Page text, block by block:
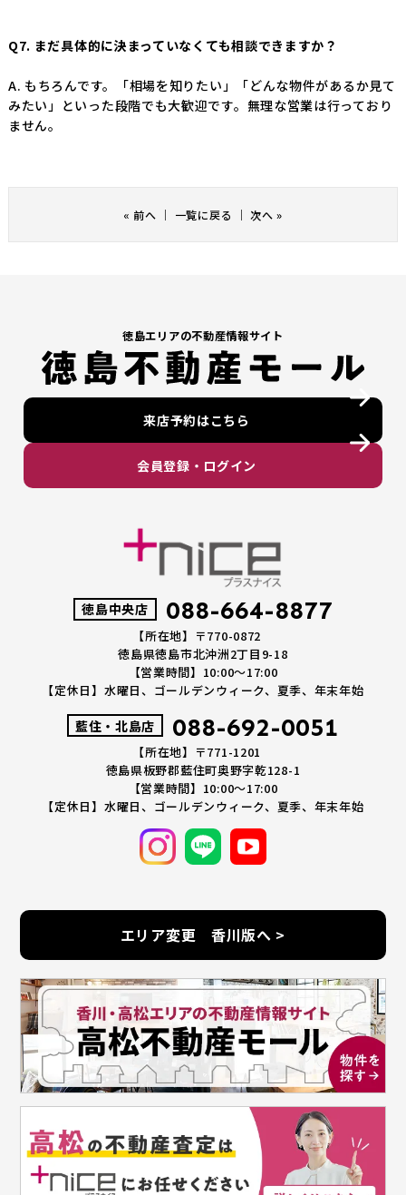
Q7. まだ具体的に決まっていなくても相談できますか？
A. もちろんです。「相場を知りたい」「どんな物件があるか見て
みたい」といった段階でも大歓迎です。無理な営業は行っており
ません。
« 前へ ｜ 一覧に戻る ｜次へ »
徳島エリアの不動産情報サイト
来店予約はこちら
会員登録・ログイン
徳島中央店 088-664-8877
【所在地】〒770-0872
徳島県徳島市北沖洲2丁目9-18
【営業時間】10:00～17:00
【定休日】水曜日、ゴールデンウィーク、夏季、年末年始
藍住・北島店 088-692-0051
【所在地】〒771-1201
徳島県板野郡藍住町奥野字乾128-1
【営業時間】10:00～17:00
【定休日】水曜日、ゴールデンウィーク、夏季、年末年始
エリア変更 香川版へ >